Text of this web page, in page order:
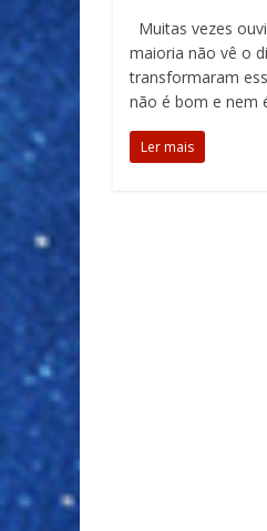
Muitas vezes
maioria não vê o
transformaram
não é bom e nem
Ler mais